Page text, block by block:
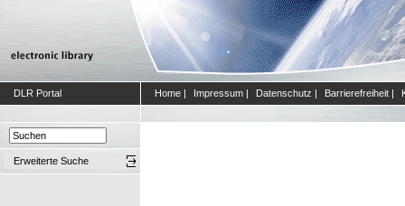
DLR Portal Home | Impressum | Datenschutz | Barrierefreiheit |
Erweiterte Suche